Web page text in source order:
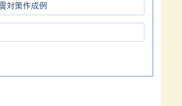
対策作成例